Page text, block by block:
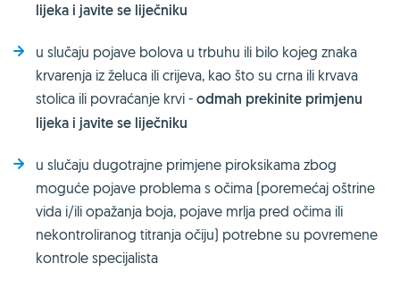
lijeka i javite se liječniku
u slučaju pojave bolova u trbuhu ili bilo kojeg znaka
krvarenja iz želuca ili crijeva, kao što su crna ili krvava
stolica ili povraćanje krvi - odmah prekinite primjenu
lijeka i javite se liječniku
u slučaju dugotrajne primjene piroksikama zbog
moguće pojave problema s očima (poremećaj oštrine
vida i/ili opažanja boja, pojave mrlja pred očima ili
nekontroliranog titranja očiju) potrebne su povremene
kontrole specijalista